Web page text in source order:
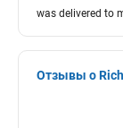
was delivered to
Отзывы о Rich